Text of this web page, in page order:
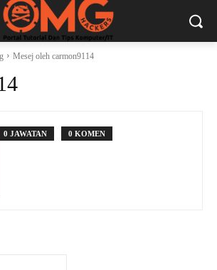
Mesej oleh carmon9114
0 JAWATAN 0 KOMEN